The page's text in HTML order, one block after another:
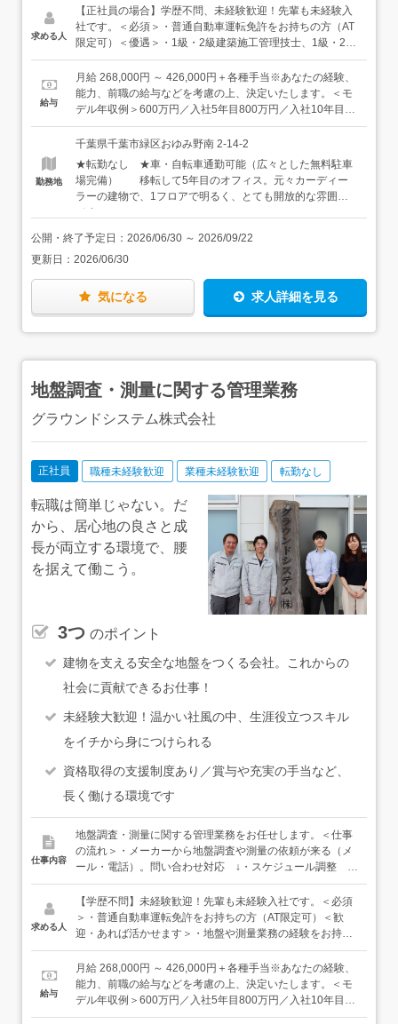
工場・店舗などを建てる前段階の、地盤調査・地盤改良工
事を担当しています。★担当するエリアは千葉県および近
隣の1都3県。現場によっては移動時間が長い日もあります
るように、事務作業は、頼れる事務スタッフが一手に引き
受けています！パートさんも含め、35名の従業員がいるか
らこそ実現できる充実のサポート体制で、あなたの仕事を
へ行き、工事の流れを学ぶことから始めていきましょう。
焦らなくて大丈夫。じっくりと仕事に慣れていってくださ
い。慣れてきたら、自分でスケジュールを調整して、直
行・直帰も可能です。【契約社員の場合】現場中心の施工
管理業務をおまかせします。※書類作成などの事務作業は
ほとんどありません。
求める人
【正社員の場合】学歴不問、未経験歓迎！先輩も未経験入
社です。＜必須＞・普通自動車運転免許をお持ちの方（AT
限定可）＜優遇＞・1級・2級建築施工管理技士、1級・2級
土木施工管理技士の資格をお持ちの方・建築もしくは土木
業界で、お仕事の経験がある方（施工管理だけでなく、職
人さん、営業など、どんな職種の経験も歓迎します！）★
当社には、施工管理以外にも「地盤調査・測量管理」「地
適性と希望を考慮し、このような内勤業務へのキャリアパ
の可能性を拓いていける環境です。【契約社員の場合】＜
必須＞・建築または土木業界での施工管理経験をお持ちの
方＜優遇＞・1級・2級建築施工管理技士、1級・2級土木施
工管理技士の資格をお持ちの方
給与
月給 268,000円 ～ 426,000円＋各種手当※あなたの経験、
能力、前職の給与などを考慮の上、決定いたします。＜モ
デル年収例＞600万円／入社5年目800万円／入社10年目
900万円／入社15年目★社歴・年齢ではなく、成果を出し
た分、平等に評価され、収入に反映されます。【契約社員
の場合】日給 17,000円～22,000円※経験に応じて、決定
いたします。
勤務地
千葉県千葉市緑区おゆみ野南 2-14-2
★転勤なし ★車・自転車通勤可能（広々とした無料駐車
場完備） 移転して5年目のオフィス。元々カーディー
ラーの建物で、1フロアで明るく、とても開放的な雰囲気
です。
公開・終了予定日： 2026/06/30 ～ 2026/09/22
更新日： 2026/06/30
気になる 求人詳細を見る
地盤調査・測量に関する管理業務
グラウンドシステム株式会社
正社員 職種未経験歓迎 業種未経験歓迎 転勤なし
転職は簡単じゃない。だ
から、居心地の良さと成
長が両立する環境で、腰
を据えて働こう。
3つ のポイント
建物を支える安全な地盤をつくる会社。これからの
社会に貢献できるお仕事！
未経験大歓迎！温かい社風の中、生涯役立つスキル
をイチから身につけられる
資格取得の支援制度あり／賞与や充実の手当など、
長く働ける環境です
仕事内容
地盤調査・測量に関する管理業務をお任せします。＜仕事
の流れ＞・メーカーから地盤調査や測量の依頼が来る（メ
ール・電話）。問い合わせ対応 ↓・スケジュール調整
↓・依頼書を作成する ↓・協力会社の職人へ引き継ぐ ↓・
調査結果をもとに報告書を作成する＜具体的には＞◆調査
依頼物件の管理お客様からご依頼いただいた物件を現場に
振り分けたり、現場から上がってきたデータの処理など、
くる各種地盤データを解析し、改良を必要とする地盤かど
うかを判断します。◆測量・法令調査現場から送られてく
る測量・法令調査のデータに間違いがないかチェックを行
求める人
【学歴不問】未経験歓迎！先輩も未経験入社です。＜必須
＞・普通自動車運転免許をお持ちの方（AT限定可）＜歓
迎・あれば活かせます＞・地盤や測量業務の経験をお持ち
の方・建築もしくは土木業界で、お仕事の経験がある方＜
こんな方にピッタリの環境です＞・腰を据えて長く働きた
い方・周りと協力して仕事を進めたい方
給与
月給 268,000円 ～ 426,000円＋各種手当※あなたの経験、
能力、前職の給与などを考慮の上、決定いたします。＜モ
デル年収例＞600万円／入社5年目800万円／入社10年目
900万円／入社15年目★社歴・年齢ではなく、成果を出し